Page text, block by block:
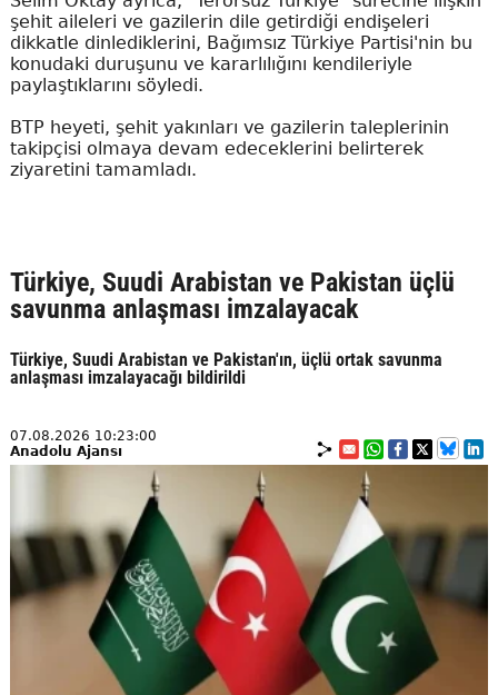
şehit aileleri ve gazilerin dile getirdiği endişeleri
dikkatle dinlediklerini, Bağımsız Türkiye Partisi'nin bu
konudaki duruşunu ve kararlılığını kendileriyle
paylaştıklarını söyledi.
BTP heyeti, şehit yakınları ve gazilerin taleplerinin
takipçisi olmaya devam edeceklerini belirterek
ziyaretini tamamladı.
Türkiye, Suudi Arabistan ve Pakistan üçlü
savunma anlaşması imzalayacak
Türkiye, Suudi Arabistan ve Pakistan'ın, üçlü ortak savunma
anlaşması imzalayacağı bildirildi
07.08.2026 10:23:00
Anadolu Ajansı